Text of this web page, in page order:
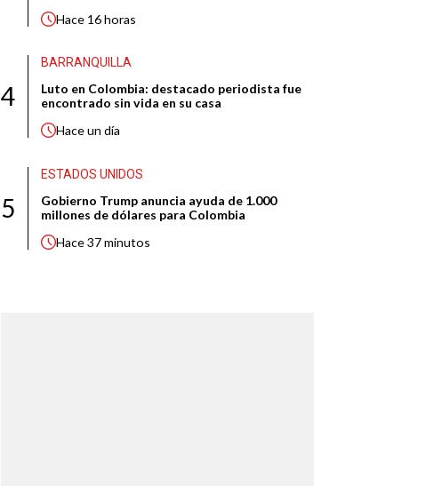
Hace 16 horas
4
BARRANQUILLA
Luto en Colombia: destacado periodista fue
encontrado sin vida en su casa
Haceun día
5
ESTADOS UNIDOS
Gobierno Trump anuncia ayuda de 1.000
millones de dólares para Colombia
Hace37 minutos